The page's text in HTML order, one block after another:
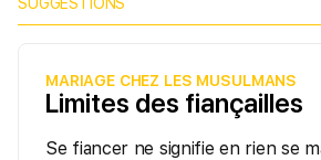
MARIAGE CHEZ LES MUSULMANS
Limites des fiançailles
Se fiancer ne signifie en rien se